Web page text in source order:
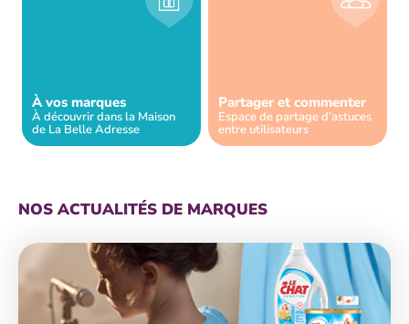
À vos marques
À découvrir dans la Maison
de La Belle Adresse
Partager et commenter
Espace de partage d’astuces
entre utilisateurs
NOS ACTUALITÉS DE MARQUES